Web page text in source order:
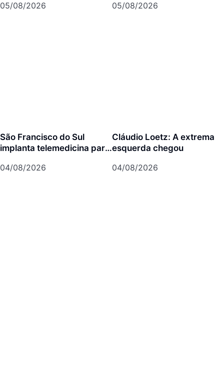
Francisco do Sul
05/08/2026
projeto Os Bachianos
05/08/2026
São Francisco do Sul
implanta telemedicina para
SUS
04/08/2026
Cláudio Loetz: A extrema
esquerda chegou
04/08/2026